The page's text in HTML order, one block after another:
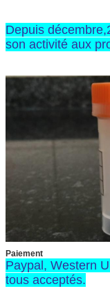
Depuis
son activité aux
Paiement
Paypal, Western
tous acceptés.